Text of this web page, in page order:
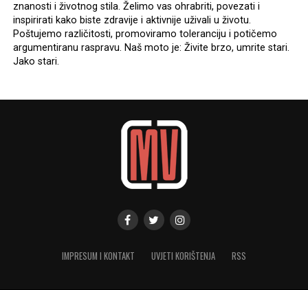
znanosti i životnog stila. Želimo vas ohrabriti, povezati i
inspirirati kako biste zdravije i aktivnije uživali u životu.
Poštujemo različitosti, promoviramo toleranciju i potičemo
argumentiranu raspravu. Naš moto je: Živite brzo, umrite stari.
Jako stari.
IMPRESUM I KONTAKT UVJETI KORIŠTENJA RSS